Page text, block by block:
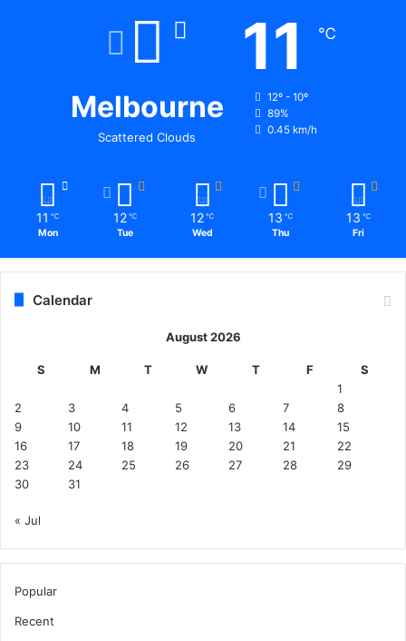
Melbourne
Scattered Clouds
11 ℃
12º - 10º
89%
0.45 km/h
11 ℃
Mon
12 ℃
Tue
12 ℃
Wed
13 ℃
Thu
13 ℃
Fri
Calendar
August 2026
S M T W T F
S
1
2
3 4 5 6 7
8
9
10 11 12 13 14
15
16
17 18 19 20 21
22
23
24 25 26 27 28
29
30
31
« Jul
Popular
Recent